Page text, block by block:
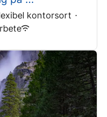
kontorsort ·